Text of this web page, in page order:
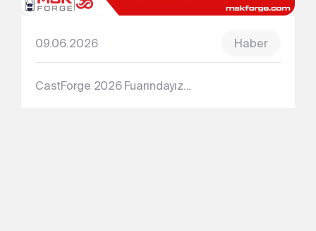
09.06.2026 Haber
CastForge 2026 Fuarındayız...